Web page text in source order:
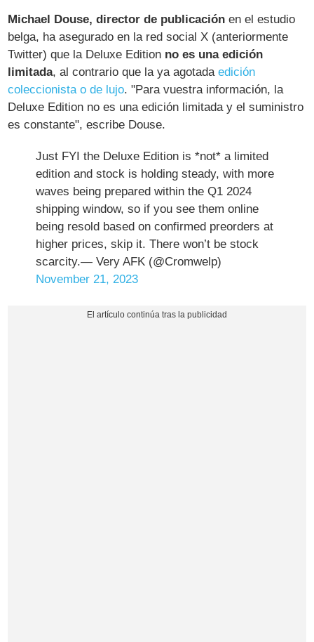
Michael Douse, director de publicación en el estudio
belga, ha asegurado en la red social X (anteriormente
Twitter) que la Deluxe Edition no es una edición
limitada, al contrario que la ya agotadaedición
coleccionista o de lujo. "Para vuestra información, la
Deluxe Edition no es una edición limitada y el suministro
es constante", escribe Douse.
Just FYI the Deluxe Edition is *not* a limited
edition and stock is holding steady, with more
waves being prepared within the Q1 2024
shipping window, so if you see them online
being resold based on confirmed preorders at
higher prices, skip it. There won’t be stock
scarcity.— Very AFK (@Cromwelp)
November 21, 2023